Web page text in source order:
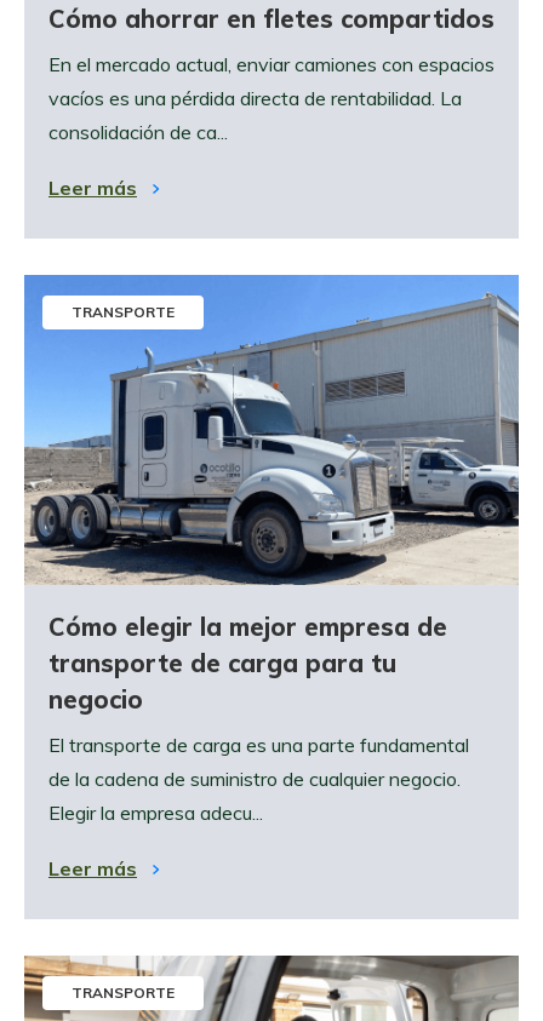
Cómo ahorrar en fletes compartidos
En el mercado actual, enviar camiones con espacios
vacíos es una pérdida directa de rentabilidad. La
consolidación de ca...
Leer más
TRANSPORTE
Cómo elegir la mejor empresa de
transporte de carga para tu
negocio
El transporte de carga es una parte fundamental
de la cadena de suministro de cualquier negocio.
Elegir la empresa adecu...
Leer más
TRANSPORTE